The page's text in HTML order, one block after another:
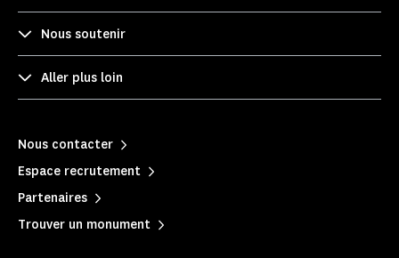
Nous soutenir
Aller plus loin
Nous contacter
Espace recrutement
Partenaires
Trouver un monument